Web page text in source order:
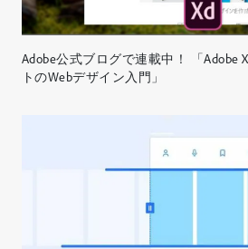
Adobe公式ブログで連載中！ 「Adobe
トのWebデザイン入門」